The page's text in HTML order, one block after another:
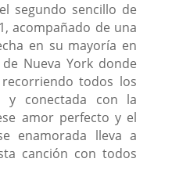
segundo sencillo de
acompañado de una
en su mayoría en
Nueva York donde
todos los
y conectada con la
amor perfecto y el
enamorada lleva a
canción con todos